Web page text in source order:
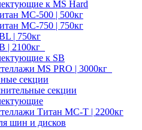
к MS Hard
МС-500 | 500кг
МС-750 | 750кг
| 750кг
| 2100кг
к SB
MS PRO | 3000кг
секции
секции
Титан МС-Т | 2200кг
шин и дисков